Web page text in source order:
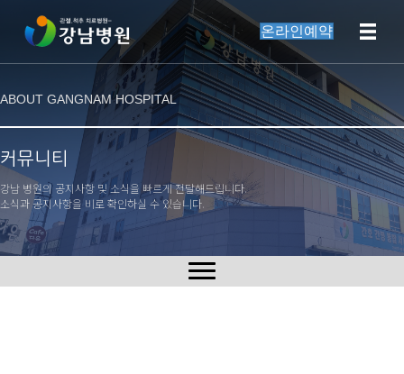
온라인예약
ABOUT GANGNAM HOSPITAL
커뮤니티
강남 병원의 공지사항 및 소식을 빠르게 전달해드립니다.
소식과 공지사항을 비로 확인하실 수 있습니다.